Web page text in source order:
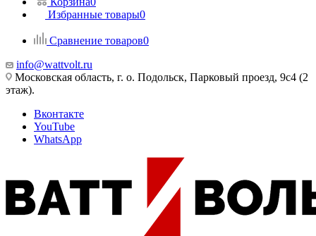
Избранные товары0
Сравнение товаров0
info@wattvolt.ru
Московская область, г. о. Подольск, Парковый проезд, 9с4 (2
этаж).
Вконтакте
YouTube
WhatsApp